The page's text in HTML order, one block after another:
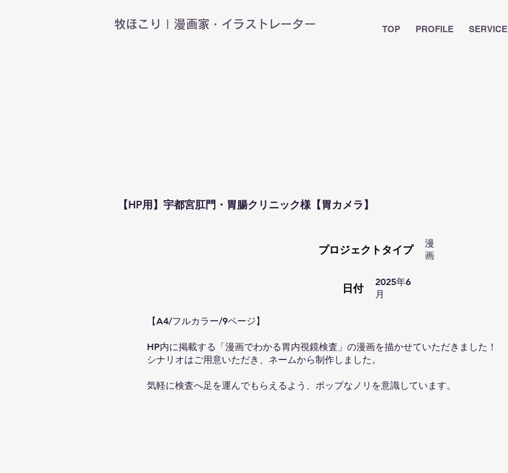
​牧ほこり | 漫画家・イラストレーター TOP PROFILE SERVICE
【HP用】宇都宮肛門・胃腸クリニック様【胃カメラ】
プロジェクトタイプ
漫
画
日付
2025年6
月
【A4/フルカラー/9ページ】
HP内に掲載する「漫画でわかる胃内視鏡検査」の漫画を描かせていただきました！
シナリオはご用意いただき、ネームから制作しました。
気軽に検査へ足を運んでもらえるよう、ポップなノリを意識しています。